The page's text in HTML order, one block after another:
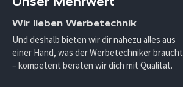
Wir lieben Werbetechnik
Und deshalb bieten wir dir nahezu alles aus
einer Hand, was der Werbetechniker braucht
– kompetent beraten wir dich mit Qualität.